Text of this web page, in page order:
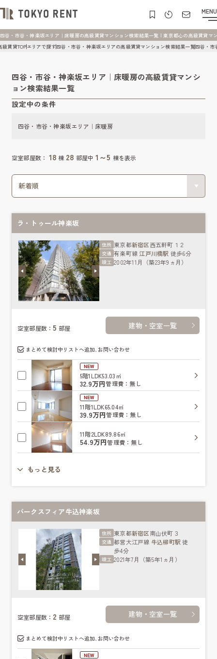
MENU
四谷・市谷・神楽坂エリア｜床暖房の高級賃貸マンション検索結果一覧 | 東京都心の高級賃貸マ
級賃貸TOPエリアで探す四谷・市谷・神楽坂エリアの高級賃貸マンション検索結果一覧四谷・市
四谷・市谷・神楽坂エリア｜床暖房の高級賃貸マンシ
ョン検索結果一覧
設定中の条件
空室部屋数： 18 棟 28 部屋中 1～5 棟を表示
四谷・市谷・神楽坂エリア｜床暖房
ラ・トゥール神楽坂
住所 東京都新宿区西五軒町１２
交通 有楽町線 江戸川橋駅 徒歩6分
竣工 2002年11月（築23年9ヵ月）
空室部屋数：5 部屋 建物・空室一覧
まとめて検討中リストへ追加､お問い合わせ
NEW
5階1LDK53.03㎡
32.9万円管理費：無し
NEW
11階1LDK65.04㎡
39.9万円管理費：無し
11階2LDK89.86㎡
54.9万円管理費：無し
もっと見る
パークスフィア牛込神楽坂
住所 東京都新宿区南山伏町３
交通 都営大江戸線 牛込柳町駅 徒
歩4分
竣工 2021年7月（築5年1ヵ月）
空室部屋数： 2 部屋 建物・空室一覧
まとめて検討中リストへ追加､お問い合わせ
NEW